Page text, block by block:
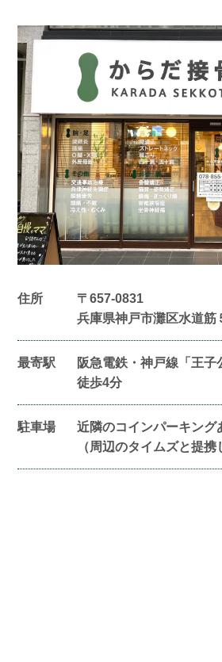
住所
〒657-0831
兵庫県神戸市灘区水道筋
最寄駅
阪急電鉄・神戸線「王子
徒歩4分
駐車場
近隣のコインパーキング
（周辺のタイムズと提携